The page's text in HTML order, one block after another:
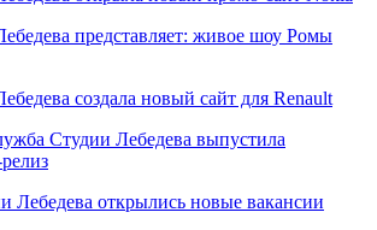
представляет: живое шоу Ромы
создала новый сайт для Renault
Студии Лебедева выпустила
Лебедева открылись новые вакансии